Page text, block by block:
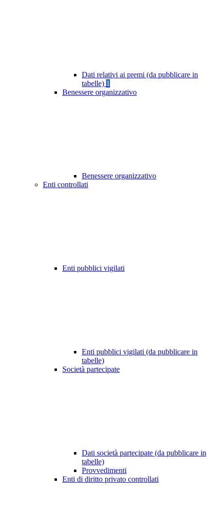
Dati relativi ai premi (da pubblicare in
tabelle) 1
Benessere organizzativo
Benessere organizzativo
Enti controllati
Enti pubblici vigilati
Enti pubblici vigilati (da pubblicare in
tabelle)
Società partecipate
Dati società partecipate (da pubblicare in
tabelle)
Provvedimenti
Enti di diritto privato controllati